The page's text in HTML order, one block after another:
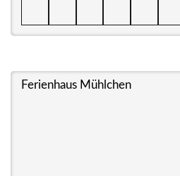
Ferienhaus Mühlchen